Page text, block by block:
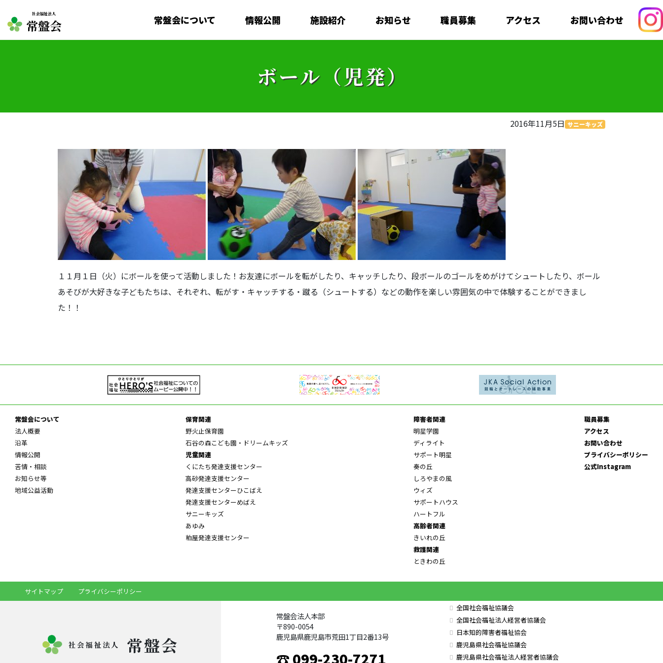
社会福祉法人
常盤会 常盤会について 情報公開 施設紹介 お知らせ 職員募集 アクセス お問い合わせ
ボール（児発）
2016年11月5日 サニーキッズ
１１月１日（火）にボールを使って活動しました！お友達にボールを転がしたり、キャッチしたり、段ボールのゴールをめがけてシュートしたり、ボール
あそびが大好きな子どもたちは、それぞれ、転がす・キャッチする・蹴る（シュートする）などの動作を楽しい雰囲気の中で体験することができまし
た！！
常盤会について
法人概要
沿革
情報公開
苦情・相談
お知らせ等
地域公益活動
保育関連
野火止保育園
石谷の森こども園・ドリームキッズ
児童関連
くにたち発達支援センター
高砂発達支援センター
発達支援センターひこばえ
発達支援センターめばえ
サニーキッズ
あゆみ
粕屋発達支援センター
障害者関連
明星学園
ディライト
サポート明星
奏の丘
しろやまの風
ウィズ
サポートハウス
ハートフル
高齢者関連
きいれの丘
救護関連
ときわの丘
職員募集
アクセス
お問い合わせ
プライバシーポリシー
公式Instagram
サイトマップ プライバシーポリシー
社会福祉法人 常盤会
常盤会法人本部
〒890-0054
鹿児島県鹿児島市荒田1丁目2番13号
☎ 099-230-7271
全国社会福祉協議会
全国社会福祉法人経営者協議会
日本知的障害者福祉協会
鹿児島県社会福祉協議会
鹿児島県社会福祉法人経営者協議会